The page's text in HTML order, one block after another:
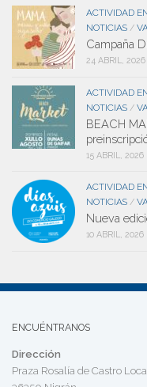
ACTIVIDAD
NOTICIAS /
Campaña
24 ABRIL, 2026
ACTIVIDAD
NOTICIAS /
BEACH
15 ABRIL, 2026
ACTIVIDAD
NOTICIAS /
Nueva
10 ABRIL, 2026
ENCUÉNTRANOS
Dirección
Praza Rosalía de Castro